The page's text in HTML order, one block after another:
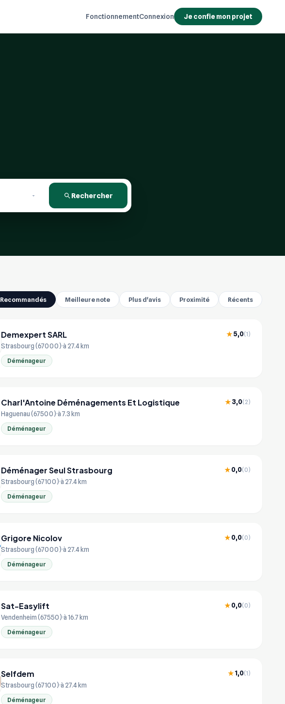
FonctionnementConnexion Je confie mon projet
Rechercher
Recommandés Meilleure note Plus d'avis Proximité Récents
Demexpert SARL ★5,0(1)
Strasbourg (67000) à 27.4 km
Déménageur
Charl'Antoine Déménagements Et Logistique ★3,0(2)
Haguenau (67500) à 7.3 km
Déménageur
Déménager Seul Strasbourg ★0,0(0)
Strasbourg (67100) à 27.4 km
Déménageur
Grigore Nicolov ★0,0(0)
Strasbourg (67000) à 27.4 km
Déménageur
Sat-Easylift ★0,0(0)
Vendenheim (67550) à 16.7 km
Déménageur
Selfdem ★1,0(1)
Strasbourg (67100) à 27.4 km
Déménageur